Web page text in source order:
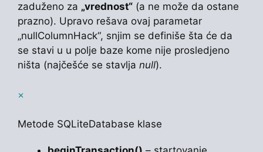
zaduženo za „vrednost“ (a ne može da ostane
prazno). Upravo rešava ovaj parametar
„nullColumnHack“, snjim se definiše šta će da
se stavi u u polje baze kome nije prosledjeno
ništa (najčešće se stavlja null).
×
Metode SQLiteDatabase klase